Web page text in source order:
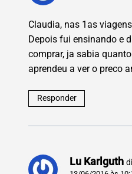
Claudia, nas 1as
Depois fui ensinando e
comprar, ja sabia
aprendeu a ver o preco
Responder
Lu Karlguth